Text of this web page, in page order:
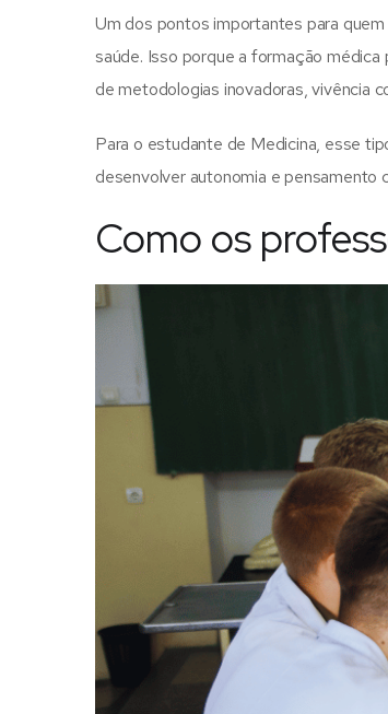
Um dos pontos importantes para
saúde. Isso porque a formação
de metodologias inovadoras, vivência
Para o estudante de Medicina, esse
desenvolver autonomia e pensamento
Como os